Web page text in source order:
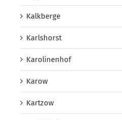
Kalkberge
Karlshorst
Karolinenhof
Karow
Kartzow